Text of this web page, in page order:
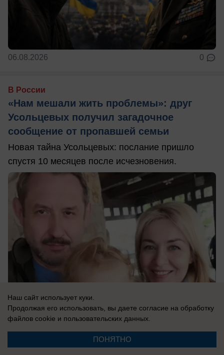
06.08.2026 0
В России
«Нам мешали жить проблемы»: друг
Усольцевых получил загадочное
сообщение от пропавшей семьи
Новая тайна Усольцевых: послание пришло
спустя 10 месяцев после исчезновения.
Наш сайт использует куки.
Продолжая его использовать, вы даете согласие на обработку
файлов cookie и пользовательских данных.
ПОНЯТНО